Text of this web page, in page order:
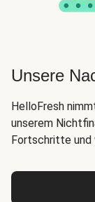
Unsere
HelloFresh
unserem
Fortschritte und